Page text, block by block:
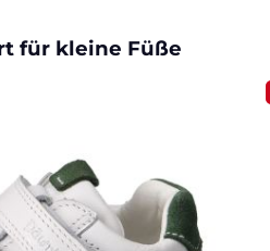
für kleine Füße